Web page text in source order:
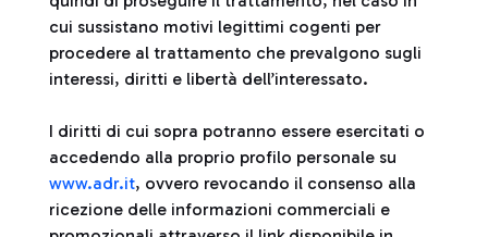
cui sussistano motivi legittimi cogenti per
procedere al trattamento che prevalgono sugli
interessi, diritti e libertà dell’interessato.
I diritti di cui sopra potranno essere esercitati o
accedendo alla proprio profilo personale su
www.adr.it, ovvero revocando il consenso alla
ricezione delle informazioni commerciali e